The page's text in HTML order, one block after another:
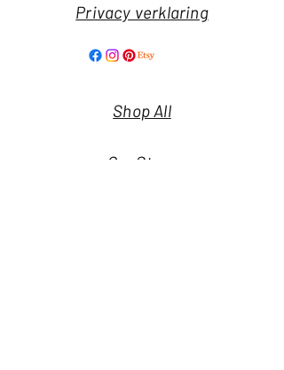
Privacy verklaring
Shop All
Our Story